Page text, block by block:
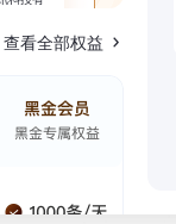
查看全部权益